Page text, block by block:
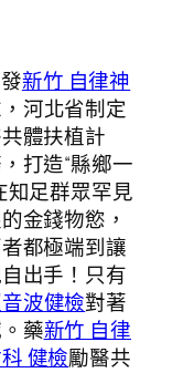
新竹 自律神
河北省制定
體扶植計
打造“縣鄉一
知足群眾罕見
金錢物慾，
都極端到讓
出手！只有
波健檢對著
藥新竹 自律
健檢勵醫共